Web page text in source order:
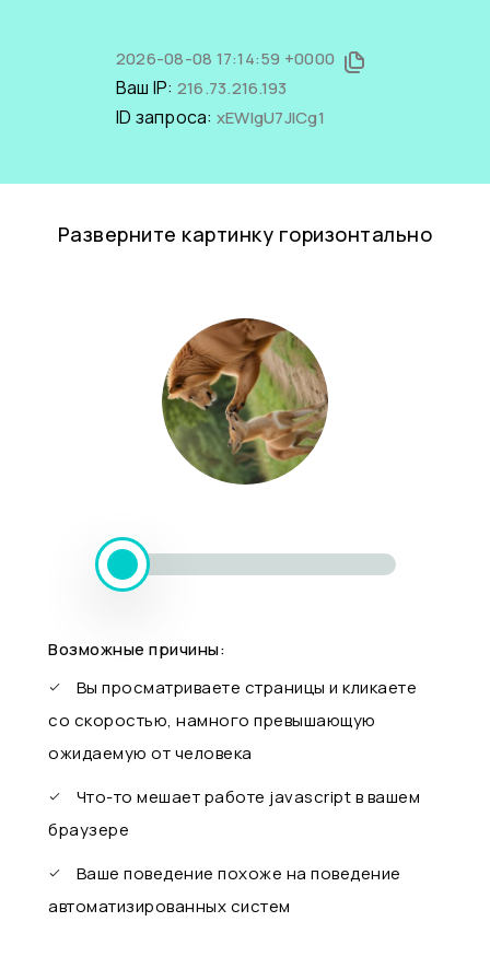
2026-08-08 17:14:59 +0000
Ваш IP: 216.73.216.193
ID запроса: xEWlgU7JlCg1
Разверните картинку горизонтально
Возможные причины:
Вы просматриваете страницы и кликаете
со скоростью, намного превышающую
ожидаемую от человека
Что-то мешает работе javascript в вашем
браузере
Ваше поведение похоже на поведение
автоматизированных систем